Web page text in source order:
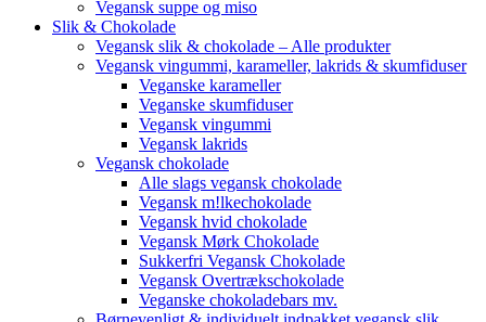
Vegansk suppe og miso
Slik & Chokolade
Vegansk slik & chokolade – Alle produkter
Vegansk vingummi, karameller, lakrids & skumfiduser
Veganske karameller
Veganske skumfiduser
Vegansk vingummi
Vegansk lakrids
Vegansk chokolade
Alle slags vegansk chokolade
Vegansk m!lkechokolade
Vegansk hvid chokolade
Vegansk Mørk Chokolade
Sukkerfri Vegansk Chokolade
Vegansk Overtrækschokolade
Veganske chokoladebars mv.